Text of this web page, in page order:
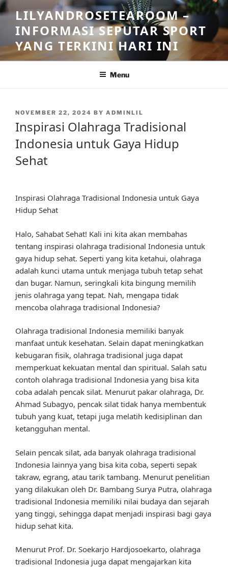
Skip
to
content
LILYANDROSETEAROOM –
INFORMASI SEPUTAR SPORT
YANG TERKINI HARI INI
Menu
POSTED
NOVEMBER 22, 2024 BY ADMINLIL
Inspirasi Olahraga Tradisional
Indonesia untuk Gaya Hidup
Sehat
Inspirasi Olahraga Tradisional Indonesia untuk Gaya
Hidup Sehat
Halo, Sahabat Sehat! Kali ini kita akan membahas
tentang inspirasi olahraga tradisional Indonesia untuk
gaya hidup sehat. Seperti yang kita ketahui, olahraga
adalah kunci utama untuk menjaga tubuh tetap sehat
dan bugar. Namun, seringkali kita bingung memilih
jenis olahraga yang tepat. Nah, mengapa tidak
mencoba olahraga tradisional Indonesia?
Olahraga tradisional Indonesia memiliki banyak
manfaat untuk kesehatan. Selain dapat meningkatkan
kebugaran fisik, olahraga tradisional juga dapat
memperkuat kekuatan mental dan spiritual. Salah satu
contoh olahraga tradisional Indonesia yang bisa kita
coba adalah pencak silat. Menurut pakar olahraga, Dr.
Ahmad Subagyo, pencak silat tidak hanya membentuk
tubuh yang kuat, tetapi juga melatih kedisiplinan dan
ketangguhan mental.
Selain pencak silat, ada banyak olahraga tradisional
Indonesia lainnya yang bisa kita coba, seperti sepak
takraw, egrang, atau tarik tambang. Menurut penelitian
yang dilakukan oleh Dr. Bambang Surya Putra, olahraga
tradisional Indonesia memiliki nilai budaya dan sejarah
yang tinggi, sehingga dapat menjadi inspirasi bagi gaya
hidup sehat kita.
Menurut Prof. Dr. Soekarjo Hardjosoekarto, olahraga
tradisional Indonesia juga dapat mengajarkan kita